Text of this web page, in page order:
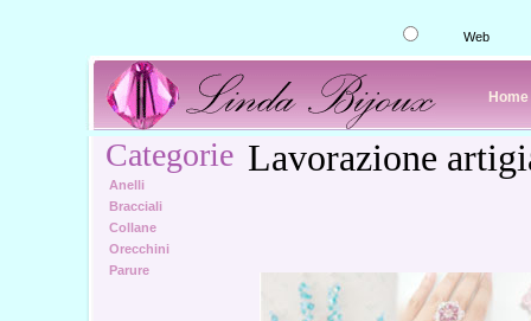
Web
Home
Categorie
Anelli
Bracciali
Collane
Orecchini
Parure
Lavorazione